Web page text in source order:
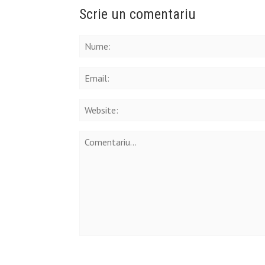
Scrie un comentariu